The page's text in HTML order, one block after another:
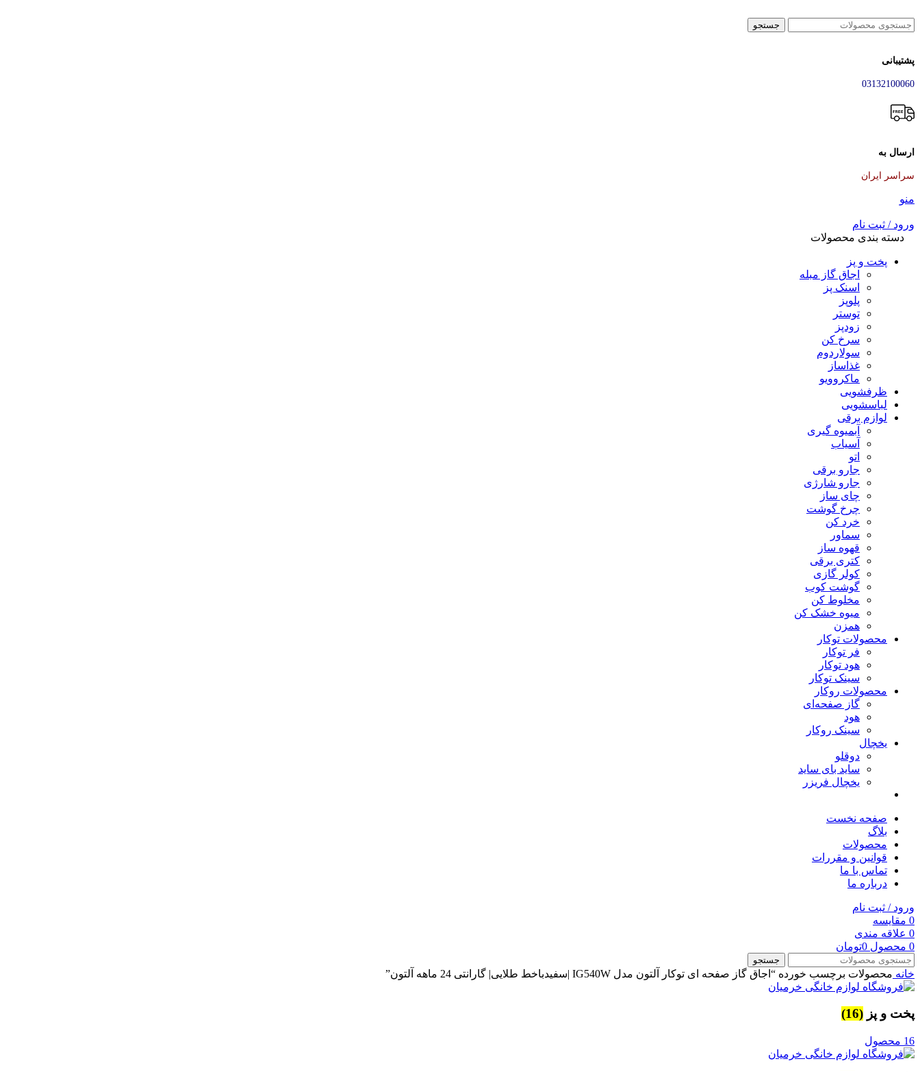
جستجو
پشتیبانی
03132100060
ارسال به
سراسر ایران
منو
ورود / ثبت نام
دسته بندی محصولات
پخت و پز
اجاق گاز مبله
اسنک پز
پلوپز
توستر
زودپز
سرخ کن
سولاردوم
غذاساز
ماکروویو
ظرفشویی
لباسشویی
لوازم برقی
آبمیوه گیری
آسیاب
اتو
جارو برقی
جارو شارژی
چای ساز
چرخ گوشت
خرد کن
سماور
قهوه ساز
کتری برقی
کولر گازی
گوشت کوب
مخلوط کن
میوه خشک کن
همزن
محصولات توکار
فر توکار
هود توکار
سینک توکار
محصولات روکار
گاز صفحه‌ای
هود
سینک روکار
یخچال
دوقلو
ساید بای ساید
یخچال فریزر
صفحه نخست
بلاگ
محصولات
قوانین و مقررات
تماس با ما
درباره ما
ورود / ثبت نام
0 مقایسه
0 علاقه مندی
0 محصول 0تومان
جستجو
خانه محصولات برچسب خورده “اجاق گاز صفحه ای توکار آلتون مدل IG540W |سفیدباخط طلایی| گارانتی 24 ماهه آلتون”
پخت و پز (16)
16 محصول